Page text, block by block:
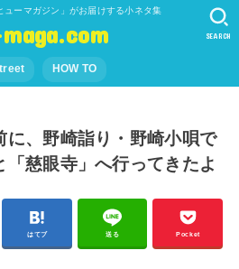
ューマガジン」がお届けする小ネタ集
HOW TO
SEARCH
に、野崎詣り・野崎小唄で
慈眼寺」へ行ってきたよ
はてブ 送る Pocket